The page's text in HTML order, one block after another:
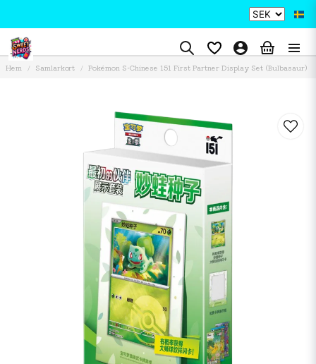
Hem Samlarkort Pokémon S-Chinese 151 First Partner Display Set (Bulbasaur)